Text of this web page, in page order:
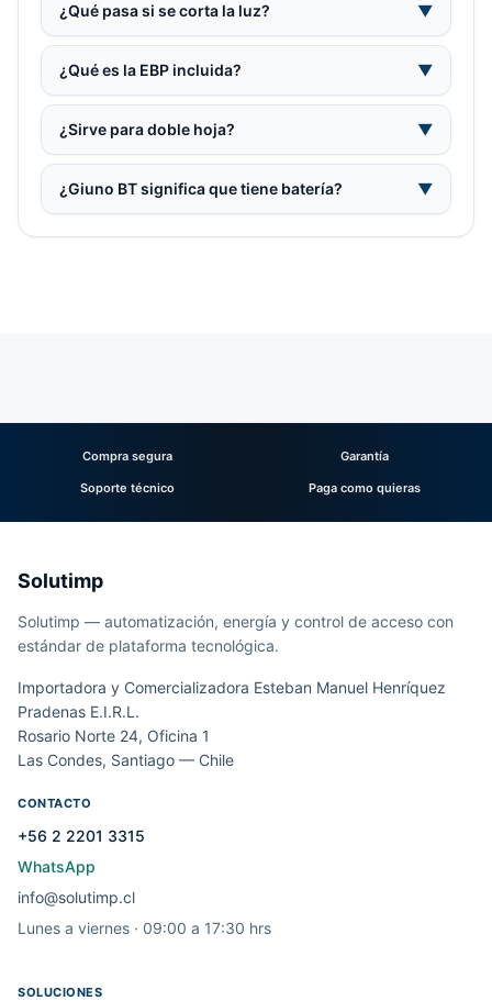
¿Qué pasa si se corta la luz? ▼
¿Qué es la EBP incluida? ▼
¿Sirve para doble hoja? ▼
¿Giuno BT significa que tiene batería? ▼
Compra segura Garantía
Soporte técnico Paga como quieras
Solutimp
Solutimp — automatización, energía y control de acceso con
estándar de plataforma tecnológica.
Importadora y Comercializadora Esteban Manuel Henríquez
Pradenas E.I.R.L.
Rosario Norte 24, Oficina 1
Las Condes, Santiago — Chile
CONTACTO
+56 2 2201 3315
WhatsApp
info@solutimp.cl
Lunes a viernes · 09:00 a 17:30 hrs
SOLUCIONES